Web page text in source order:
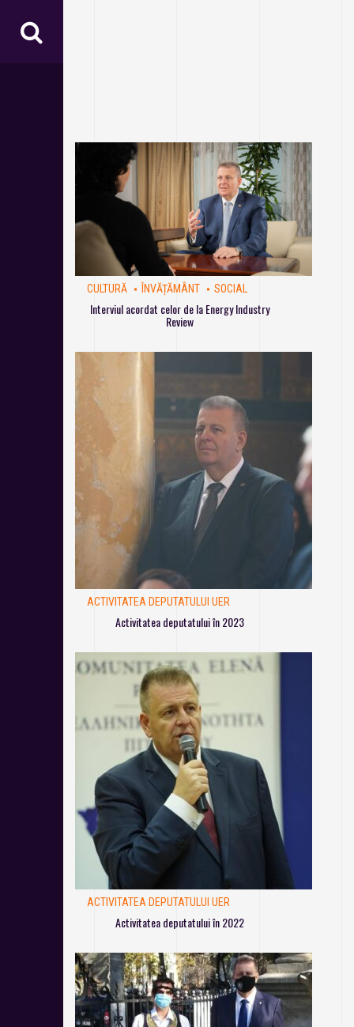
CULTURĂ ÎNVĂȚĂMÂNT SOCIAL
Interviul acordat celor de la Energy Industry
Review
ACTIVITATEA DEPUTATULUI UER
Activitatea deputatului în 2023
ACTIVITATEA DEPUTATULUI UER
Activitatea deputatului în 2022